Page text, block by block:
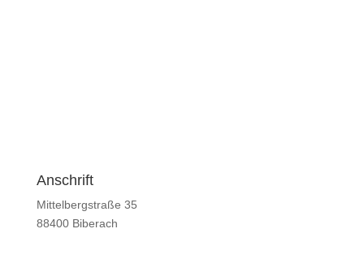
Anschrift
Mittelbergstraße 35
88400 Biberach